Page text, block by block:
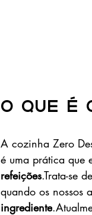
O que é
A cozinha Zero
é uma prática que
refeições.Trata-se
quando os nossos
ingrediente